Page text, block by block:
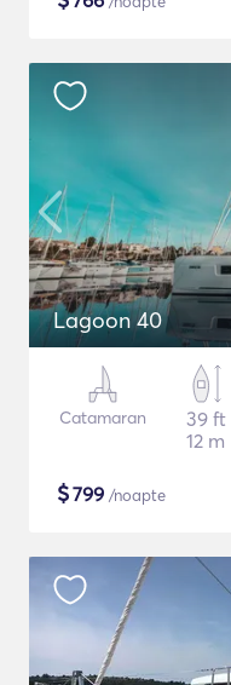
Lagoon 40
Catamaran
39 ft
12 m
$799 /noapte